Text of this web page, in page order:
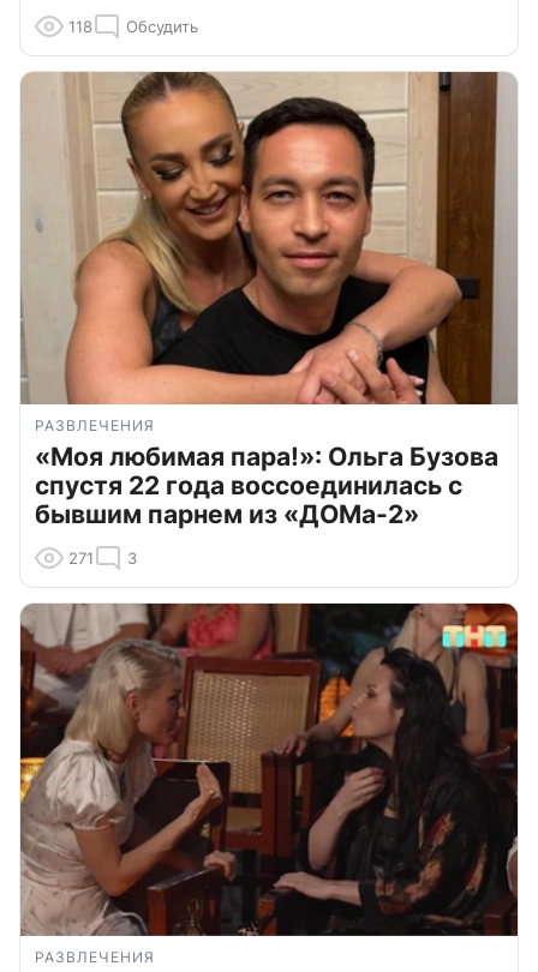
118 Обсудить
РАЗВЛЕЧЕНИЯ
«Моя любимая пара!»: Ольга Бузова
спустя 22 года воссоединилась с
бывшим парнем из «ДОМа-2»
271 3
РАЗВЛЕЧЕНИЯ